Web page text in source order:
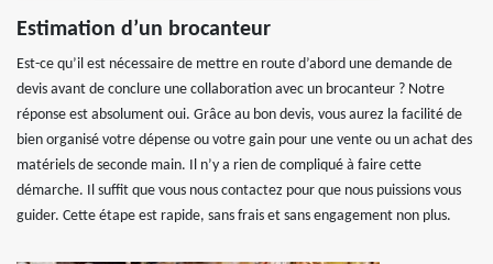
Estimation d’un brocanteur
Est-ce qu’il est nécessaire de mettre en route d’abord une demande de
devis avant de conclure une collaboration avec un brocanteur ? Notre
réponse est absolument oui. Grâce au bon devis, vous aurez la facilité de
bien organisé votre dépense ou votre gain pour une vente ou un achat des
matériels de seconde main. Il n’y a rien de compliqué à faire cette
démarche. Il suffit que vous nous contactez pour que nous puissions vous
guider. Cette étape est rapide, sans frais et sans engagement non plus.